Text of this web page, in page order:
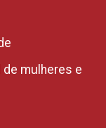
de mulheres e